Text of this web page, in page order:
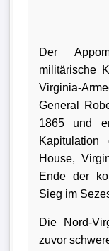
Der
militärische
Virginia-
General
1865 und
House,
Ende der
Sieg im
Die Nord-
zuvor